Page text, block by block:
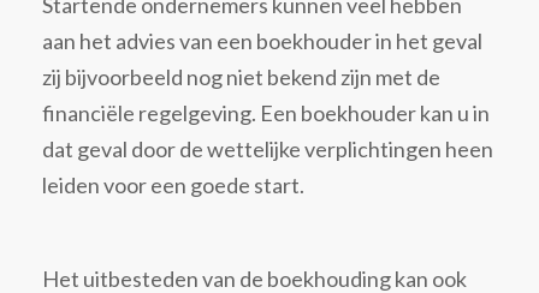
aan het advies van een boekhouder in het geval
zij bijvoorbeeld nog niet bekend zijn met de
financiële regelgeving. Een boekhouder kan u in
dat geval door de wettelijke verplichtingen heen
leiden voor een goede start.
Het uitbesteden van de boekhouding kan ook